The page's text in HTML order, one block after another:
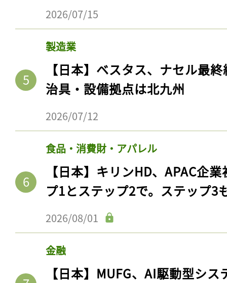
2026/07/15
製造業
【日本】ベスタス、ナセル最
治具・設備拠点は北九州
2026/07/12
食品・消費財・アパレル
【日本】キリンHD、APAC企
プ1とステップ2で。ステップ3
2026/08/01
金融
【日本】MUFG、AI駆動型シ
ログイン
会員登録